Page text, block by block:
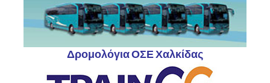
Δρομολόγια ΟΣΕ Χαλκίδας